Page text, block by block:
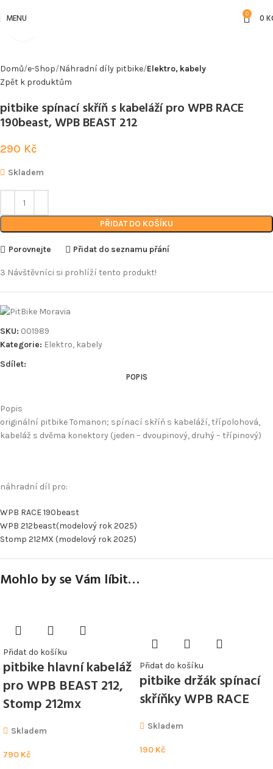
MENU 0 0
Domů e-Shop Náhradní díly pitbike Elektro, kabely
Zpět k produktům
pitbike spínací skříň s kabeláží pro WPB RACE
190beast, WPB BEAST 212
290 Kč
Skladem
PŘIDAT DO KOŠÍKU
Porovnejte Přidat do seznamu přání
3 Návštěvníci si prohlíží tento produkt!
SKU: 001989
Kategorie: Elektro, kabely
Sdílet:
POPIS
Popis
originální pitbike Tomanon; spínací skříň s kabeláží, třípolohová,
kabeláž s dvěma konektory (jeden – dvoupinový, druhý – třípinový)
náhradní díl pro:
WPB RACE 190beast
WPB 212beast(modelový rok 2025)
Stomp 212MX (modelový rok 2025)
Mohlo by se Vám líbit…
Přidat do košíku
pitbike hlavní kabeláž
pro WPB BEAST 212,
Stomp 212mx
Skladem
790 Kč
Přidat do košíku
pitbike držák spínací
skříňky WPB RACE
Skladem
190 Kč